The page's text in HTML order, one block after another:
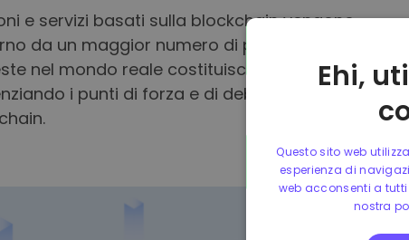
e servizi basati sulla blockchain vengono
da un maggior numero di persone. Le
nel mondo reale costituiscono una sorta di
i punti di forza e di debolezza dellaEhi,
Questo sito web
esperienza di
web acconsenti a
nostra